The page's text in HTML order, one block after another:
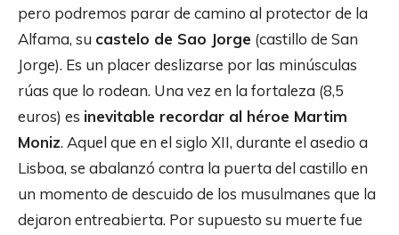
pero podremos parar de camino al protector de la
Alfama, su castelo de Sao Jorge (castillo de San
Jorge). Es un placer deslizarse por las minúsculas
rúas que lo rodean. Una vez en la fortaleza (8,5
euros) es inevitable recordar al héroe Martim
Moniz. Aquel que en el siglo XII, durante el asedio a
Lisboa, se abalanzó contra la puerta del castillo en
un momento de descuido de los musulmanes que la
dejaron entreabierta. Por supuesto su muerte fue